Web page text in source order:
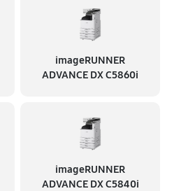
imageRUNNER
ADVANCE DX C5860i
imageRUNNER
ADVANCE DX C5840i